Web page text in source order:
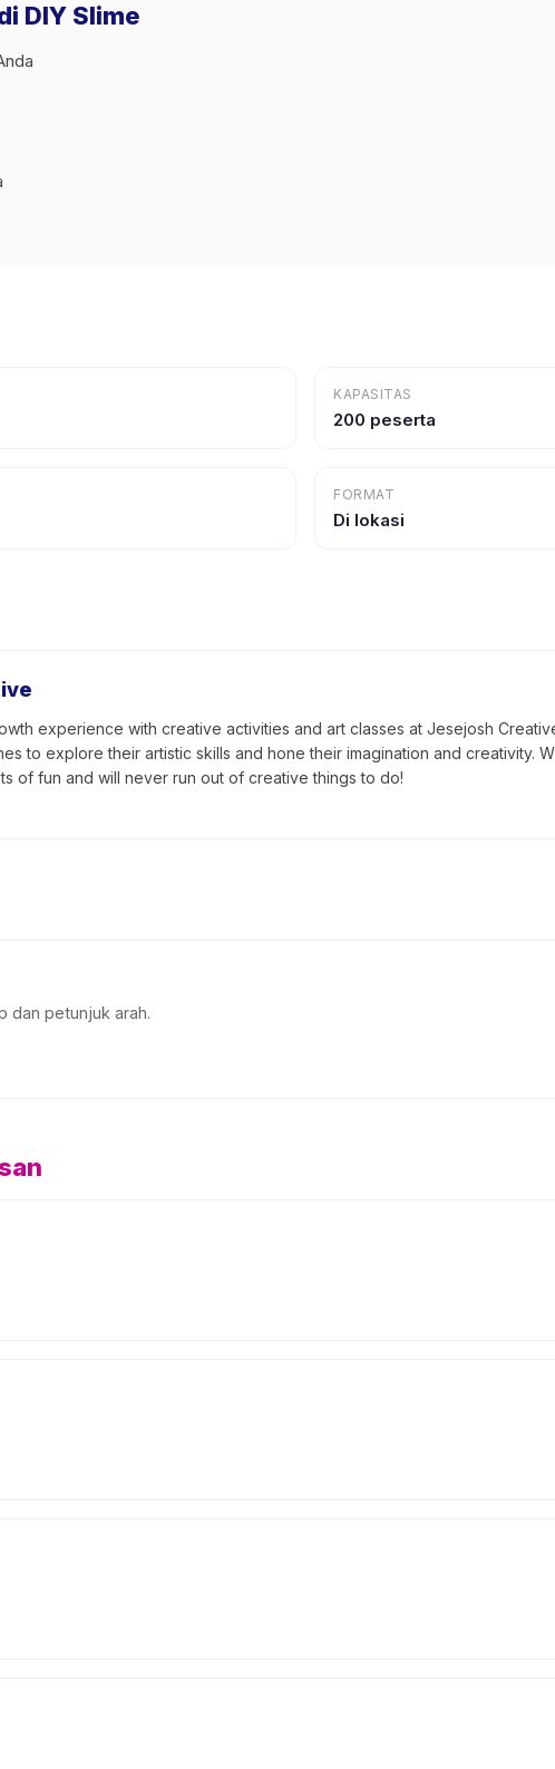
DIY Slime
KAPASITAS
200 peserta
FORMAT
Di lokasi
experience with creative activities and art classes at Jesejosh
to explore their artistic skills and hone their imagination and creativity.
of fun and will never run out of creative things to do!
dan petunjuk arah.